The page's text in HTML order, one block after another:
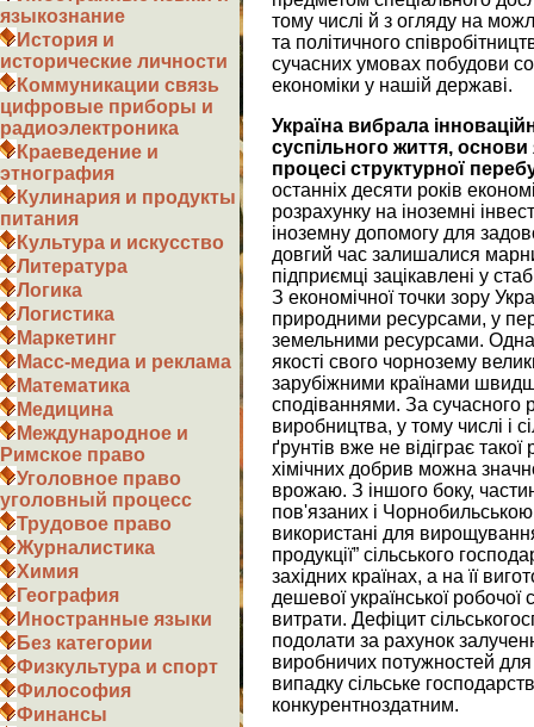
языкознание
История и
исторические личности
Коммуникации связь
цифровые приборы и
радиоэлектроника
Краеведение и
этнография
Кулинария и продукты
питания
Культура и искусство
Литература
Логика
Логистика
Маркетинг
Масс-медиа и реклама
Математика
Медицина
Международное и
Римское право
Уголовное право
уголовный процесс
Трудовое право
Журналистика
Химия
География
Иностранные языки
Без категории
Физкультура и спорт
Философия
Финансы
тому числі й з огляду на
та політичного
сучасних умовах побудови
економіки у нашій державі.
Україна вибрала
суспільного життя,
процесі структурної
останніх десяти років
розрахунку на іноземні
іноземну допомогу для
довгий час залишалися
підприємці зацікавлені у
З економічної точки зору
природними ресурсами, у
земельними ресурсами.
якості свого чорнозему
зарубіжними країнами
сподіваннями. За сучасного
виробництва, у тому числі і
ґрунтів вже не відіграє
хімічних добрив можна
врожаю. З іншого боку,
пов'язаних і
використані для
продукції” сільського
західних країнах, а на її
дешевої української робочої
витрати. Дефіцит
подолати за рахунок
виробничих потужностей для
випадку сільське
конкурентноздатним.